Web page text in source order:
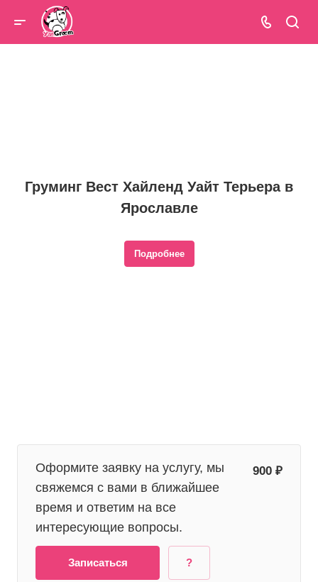
Груминг Вест Хайленд Уайт Терьера в
Ярославле
Подробнее
Оформите заявку на услугу, мы
свяжемся с вами в ближайшее
время и ответим на все
интересующие вопросы.
900 ₽
Записаться ?